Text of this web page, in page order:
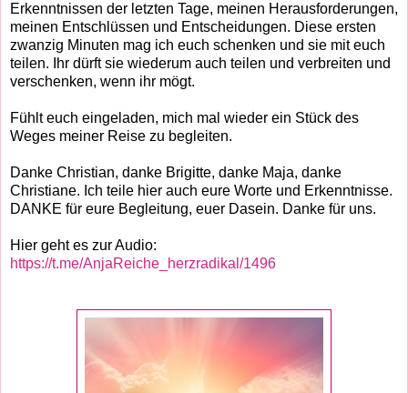
Erkenntnissen der letzten Tage, meinen Herausforderungen,
meinen Entschlüssen und Entscheidungen. Diese ersten
zwanzig Minuten mag ich euch schenken und sie mit euch
teilen. Ihr dürft sie wiederum auch teilen und verbreiten und
verschenken, wenn ihr mögt.
Fühlt euch eingeladen, mich mal wieder ein Stück des
Weges meiner Reise zu begleiten.
Danke Christian, danke Brigitte, danke Maja, danke
Christiane. Ich teile hier auch eure Worte und Erkenntnisse.
DANKE für eure Begleitung, euer Dasein. Danke für uns.
Hier geht es zur Audio:
https://t.me/AnjaReiche_herzradikal/1496